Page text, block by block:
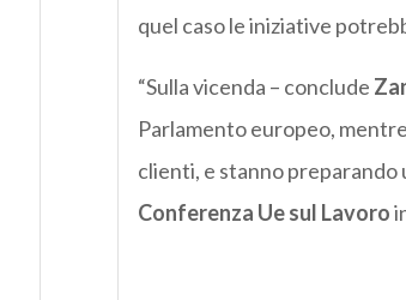
quel caso le iniziative
“Sulla vicenda – conclude
Parlamento europeo,
clienti, e stanno
Conferenza Ue sul Lavoro